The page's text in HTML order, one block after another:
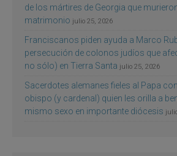
de los mártires de Georgia que
matrimonio julio 25, 2026
Franciscanos piden ayuda a Marco
persecución de colonos judíos que
no sólo) en Tierra Santa julio 25, 2026
Sacerdotes alemanes fieles al Papa
obispo (y cardenal) quien les orilla a
mismo sexo en importante diócesis